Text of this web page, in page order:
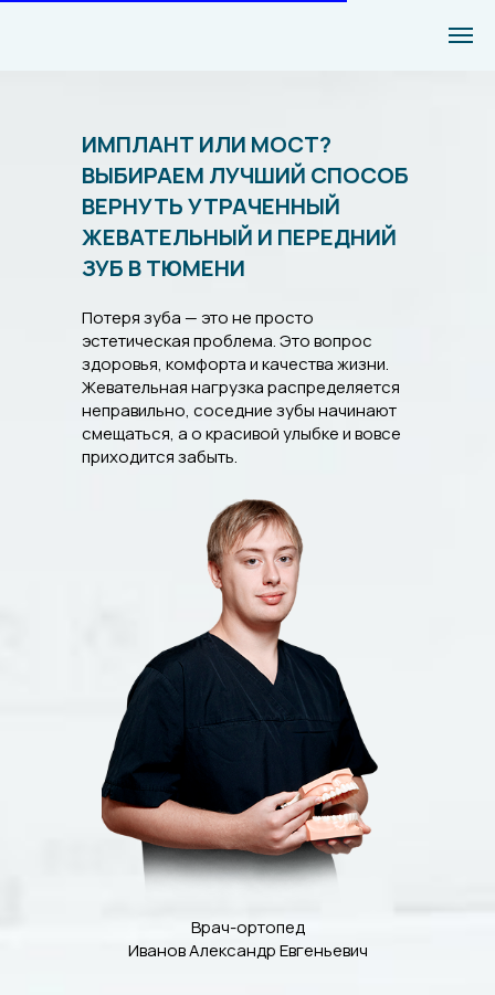
ИМПЛАНТ ИЛИ МОСТ?
ВЫБИРАЕМ ЛУЧШИЙ СПОСОБ
ВЕРНУТЬ УТРАЧЕННЫЙ
ЖЕВАТЕЛЬНЫЙ И ПЕРЕДНИЙ
ЗУБ В ТЮМЕНИ
Врач-ортопед
Иванов Александр Евгеньевич
Потеря зуба — это не просто
эстетическая проблема. Это вопрос
здоровья, комфорта и качества жизни.
Жевательная нагрузка распределяется
неправильно, соседние зубы начинают
смещаться, а о красивой улыбке и вовсе
приходится забыть.